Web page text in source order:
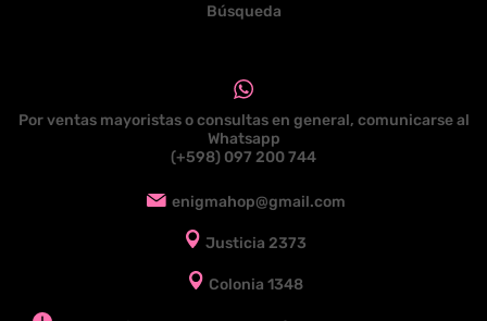
Búsqueda
Por ventas mayoristas o consultas en general, comunicarse al
Whatsapp
(+598) 097 200 744
enigmahop@gmail.com
Justicia 2373
Colonia 1348